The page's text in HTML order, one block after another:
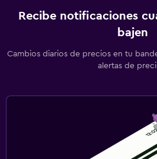
Recibe notificaciones
bajen
Cambios diarios de precios en tu
alertas de